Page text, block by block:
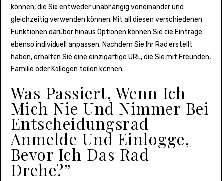
können, die Sie entweder unabhängig voneinander und
gleichzeitig verwenden können. Mit all diesen verschiedenen
Funktionen darüber hinaus Optionen können Sie die Einträge
ebenso individuell anpassen. Nachdem Sie Ihr Rad erstellt
haben, erhalten Sie eine einzigartige URL, die Sie mit Freunden,
Familie oder Kollegen teilen können.
Was Passiert, Wenn Ich
Mich Nie Und Nimmer Bei
Entscheidungsrad
Anmelde Und Einlogge,
Bevor Ich Das Rad
Drehe?”